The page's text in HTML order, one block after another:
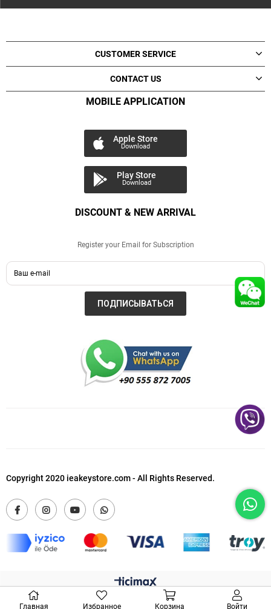
CUSTOMER SERVICE
CONTACT US
MOBILE APPLICATION
Apple Store
Download
Play Store
Download
DISCOUNT & NEW ARRIVAL
Register your Email for Subscription
ПОДПИСЫВАТЬСЯ
Copyright 2020 ieakeystore.com - All Rights Reserved.
Главная Избранное Корзина Войти